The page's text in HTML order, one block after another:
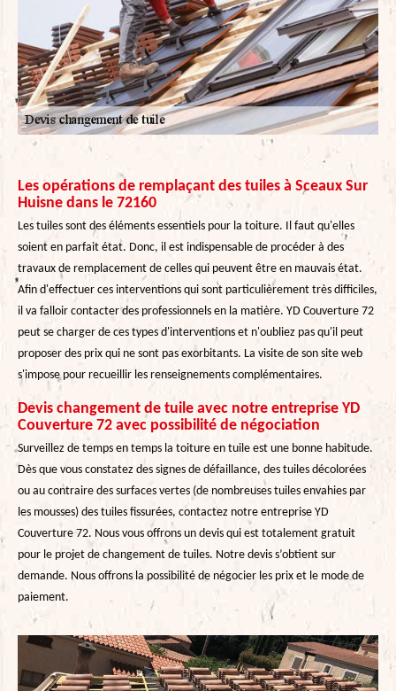
Les opérations de remplaçant des tuiles à Sceaux Sur
Huisne dans le 72160
Les tuiles sont des éléments essentiels pour la toiture. Il faut qu'elles
soient en parfait état. Donc, il est indispensable de procéder à des
travaux de remplacement de celles qui peuvent être en mauvais état.
Afin d'effectuer ces interventions qui sont particulièrement très difficiles,
il va falloir contacter des professionnels en la matière. YD Couverture 72
peut se charger de ces types d'interventions et n'oubliez pas qu'il peut
proposer des prix qui ne sont pas exorbitants. La visite de son site web
s'impose pour recueillir les renseignements complémentaires.
Devis changement de tuile avec notre entreprise YD
Couverture 72 avec possibilité de négociation
Surveillez de temps en temps la toiture en tuile est une bonne habitude.
Dès que vous constatez des signes de défaillance, des tuiles décolorées
ou au contraire des surfaces vertes (de nombreuses tuiles envahies par
les mousses) des tuiles fissurées, contactez notre entreprise YD
Couverture 72. Nous vous offrons un devis qui est totalement gratuit
pour le projet de changement de tuiles. Notre devis s’obtient sur
demande. Nous offrons la possibilité de négocier les prix et le mode de
paiement.